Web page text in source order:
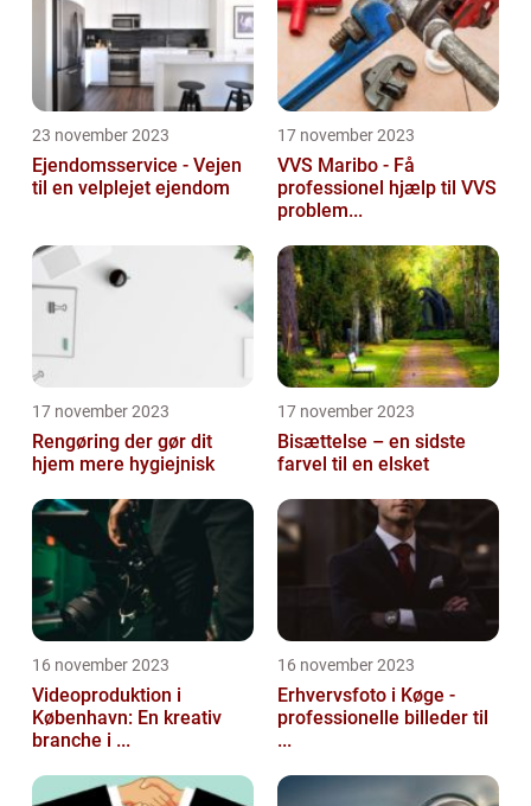
23 november 2023
Ejendomsservice - Vejen
til en velplejet ejendom
17 november 2023
VVS Maribo - Få
professionel hjælp til VVS
problem...
17 november 2023
Rengøring der gør dit
hjem mere hygiejnisk
17 november 2023
Bisættelse – en sidste
farvel til en elsket
16 november 2023
Videoproduktion i
København: En kreativ
branche i ...
16 november 2023
Erhvervsfoto i Køge -
professionelle billeder til
...